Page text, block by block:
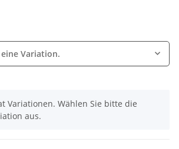
Variation.
Variationen. Wählen Sie bitte die
aus.